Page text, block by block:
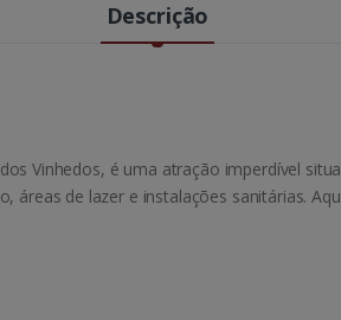
Descrição
Vinhedos, é uma atração imperdível
de lazer e instalações sanitárias.